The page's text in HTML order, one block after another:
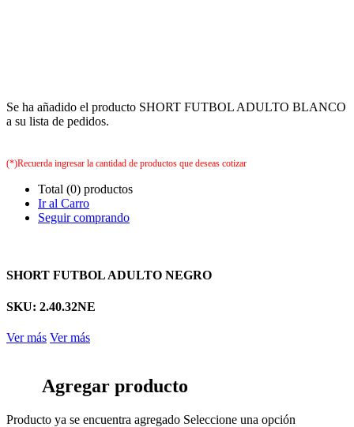
Se ha añadido el producto SHORT FUTBOL ADULTO BLANCO
a su lista de pedidos.
(*)Recuerda ingresar la cantidad de productos que deseas cotizar
Total (0) productos
Ir al Carro
Seguir comprando
SHORT FUTBOL ADULTO NEGRO
SKU: 2.40.32NE
Ver más Ver más
Agregar producto
Producto ya se encuentra agregado Seleccione una opción